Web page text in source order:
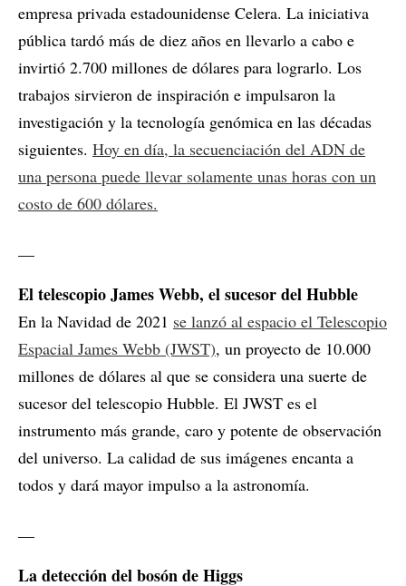
empresa privada estadounidense Celera. La iniciativa
pública tardó más de diez años en llevarlo a cabo e
invirtió 2.700 millones de dólares para lograrlo. Los
trabajos sirvieron de inspiración e impulsaron la
investigación y la tecnología genómica en las décadas
siguientes. Hoy en día, la secuenciación del ADN de
una persona puede llevar solamente unas horas con un
costo de 600 dólares.
El telescopio James Webb, el sucesor del Hubble
En la Navidad de 2021 se lanzó al espacio el Telescopio
Espacial James Webb (JWST), un proyecto de 10.000
millones de dólares al que se considera una suerte de
sucesor del telescopio Hubble. El JWST es el
instrumento más grande, caro y potente de observación
del universo. La calidad de sus imágenes encanta a
todos y dará mayor impulso a la astronomía.
La detección del bosón de Higgs